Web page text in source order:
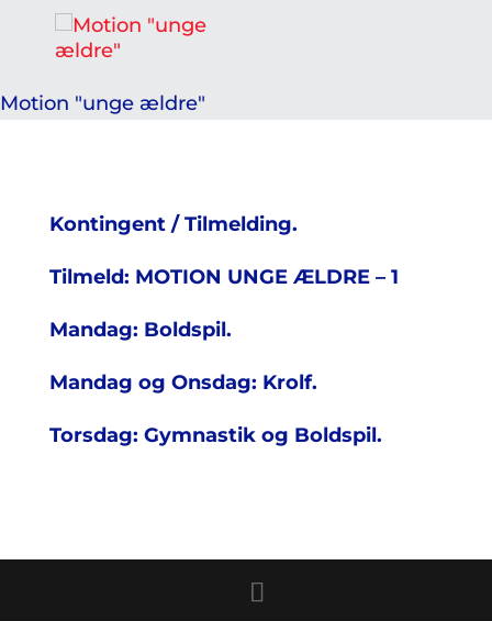
Motion "unge ældre"
Kontingent / Tilmelding.
Tilmeld: MOTION UNGE ÆLDRE – 1
Mandag: Boldspil.
Mandag og Onsdag: Krolf.
Torsdag: Gymnastik og Boldspil.